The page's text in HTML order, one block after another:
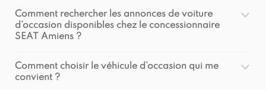
Comment rechercher les annonces de voiture
d’occasion disponibles chez le concessionnaire
SEAT Amiens ?
Comment choisir le véhicule d’occasion qui me
convient ?